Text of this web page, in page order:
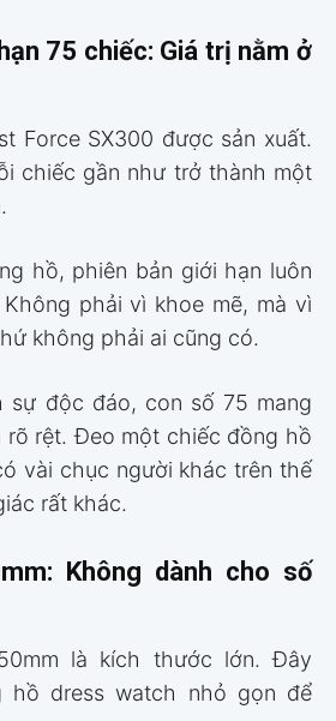
75 chiếc: Giá trị nằm ở
Force SX300 được sản xuất.
chiếc gần như trở thành một
hồ, phiên bản giới hạn luôn
phải vì khoe mẽ, mà vì
không phải ai cũng có.
sự độc đáo, con số 75 mang
rõ rệt. Đeo một chiếc đồng hồ
vài chục người khác trên thế
rất khác.
Không dành cho số
là kích thước lớn. Đây
hồ dress watch nhỏ gọn để